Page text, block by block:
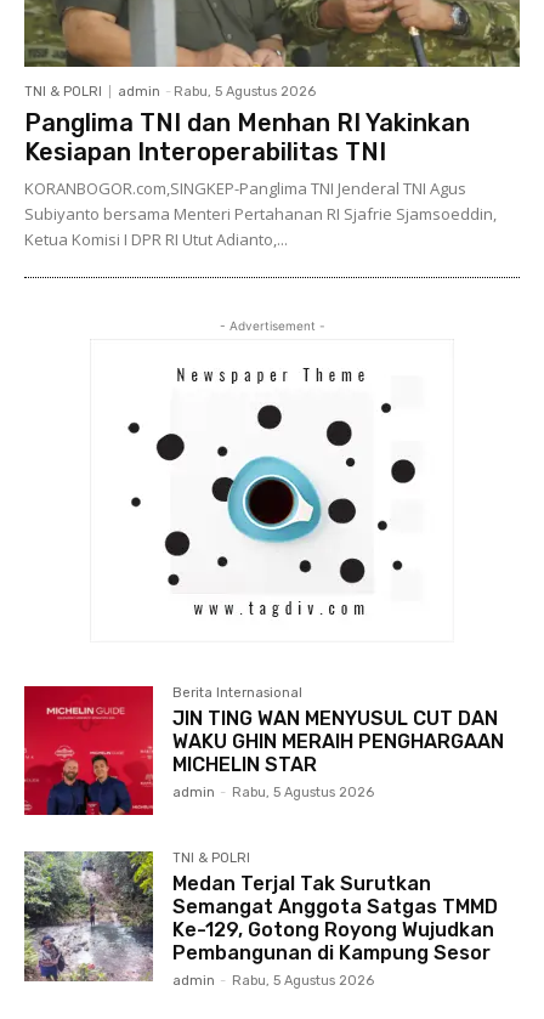
TNI & POLRI admin - Rabu, 5 Agustus 2026
Panglima TNI dan Menhan RI Yakinkan
Kesiapan Interoperabilitas TNI
KORANBOGOR.com,SINGKEP-Panglima TNI Jenderal TNI Agus
Subiyanto bersama Menteri Pertahanan RI Sjafrie Sjamsoeddin,
Ketua Komisi I DPR RI Utut Adianto,...
- Advertisement -
Berita Internasional
JIN TING WAN MENYUSUL CUT DAN
WAKU GHIN MERAIH PENGHARGAAN
MICHELIN STAR
admin - Rabu, 5 Agustus 2026
TNI & POLRI
Medan Terjal Tak Surutkan
Semangat Anggota Satgas TMMD
Ke-129, Gotong Royong Wujudkan
Pembangunan di Kampung Sesor
admin - Rabu, 5 Agustus 2026